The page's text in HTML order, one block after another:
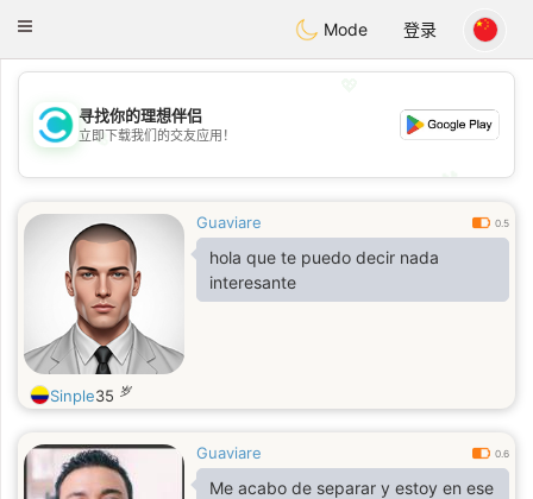
Citas
Toggle
Mode 登录
💖
💕
寻找你的理想伴侣
立即下载我们的交友应用！
Guaviare 0.5
hola que te puedo decir nada
interesante
Sinple35 岁
Guaviare 0.6
Me acabo de separar y estoy en ese